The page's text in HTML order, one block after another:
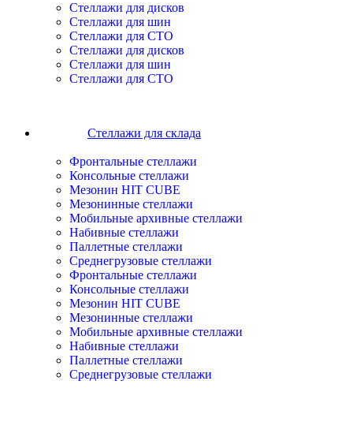
Cтеллажи для дисков
Cтеллажи для шин
Cтеллажи для СТО
Cтеллажи для дисков
Cтеллажи для шин
Cтеллажи для СТО
Стеллажи для склада
Фронтальные стеллажи
Консольные стеллажи
Мезонин HIT CUBE
Мезонинные стеллажи
Мобильные архивные стеллажи
Набивные стеллажи
Паллетные стеллажи
Среднегрузовые стеллажи
Фронтальные стеллажи
Консольные стеллажи
Мезонин HIT CUBE
Мезонинные стеллажи
Мобильные архивные стеллажи
Набивные стеллажи
Паллетные стеллажи
Среднегрузовые стеллажи